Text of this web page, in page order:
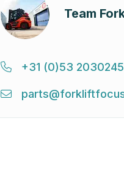
Team
+31 (0)53 2030245